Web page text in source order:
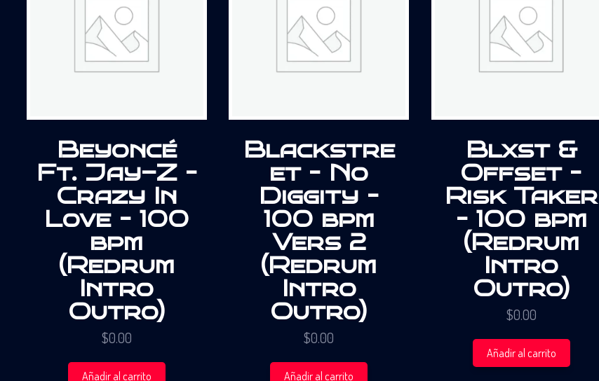
Beyoncé
Ft. Jay-Z –
Crazy In
Love – 100
bpm
(Redrum
Intro
Outro)
$0.00
Añadir al carrito
Blackstre
et – No
Diggity –
100 bpm
Vers 2
(Redrum
Intro
Outro)
$0.00
Añadir al carrito
Blxst &
Offset –
Risk Taker
– 100 bpm
(Redrum
Intro
Outro)
$0.00
Añadir al carrito